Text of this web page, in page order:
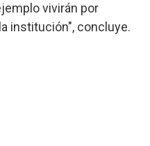
vivirán por
institución", concluye.